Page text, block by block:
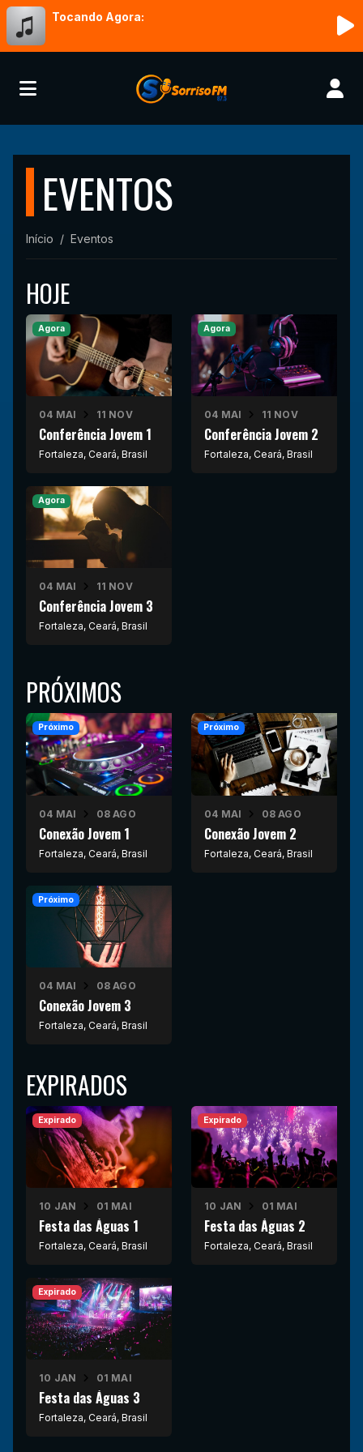
Tocando Agora:
EVENTOS
Início Eventos
HOJE
04 MAI 11 NOV
Conferência Jovem 1
Fortaleza, Ceará, Brasil
Agora
04 MAI 11 NOV
Conferência Jovem 2
Fortaleza, Ceará, Brasil
Agora
04 MAI 11 NOV
Conferência Jovem 3
Fortaleza, Ceará, Brasil
Agora
PRÓXIMOS
04 MAI 08 AGO
Conexão Jovem 1
Fortaleza, Ceará, Brasil
Próximo
04 MAI 08 AGO
Conexão Jovem 2
Fortaleza, Ceará, Brasil
Próximo
04 MAI 08 AGO
Conexão Jovem 3
Fortaleza, Ceará, Brasil
Próximo
EXPIRADOS
10 JAN 01 MAI
Festa das Águas 1
Fortaleza, Ceará, Brasil
Expirado
10 JAN 01 MAI
Festa das Águas 2
Fortaleza, Ceará, Brasil
Expirado
10 JAN 01 MAI
Festa das Águas 3
Fortaleza, Ceará, Brasil
Expirado